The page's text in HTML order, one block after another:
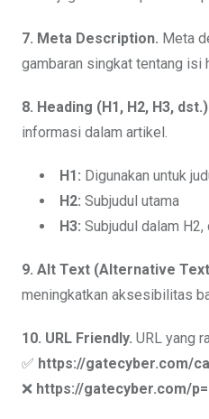
7. Meta Description. Meta
gambaran singkat tentang isi
8. Heading (H1, H2, H3,
informasi dalam artikel.
H1: Digunakan untuk
H2: Subjudul utama
H3: Subjudul dalam
9. Alt Text (Alternative
meningkatkan aksesibilitas
10. URL Friendly. URL yang
✅ https://gatecyber.com/
❌ https://gatecyber.com/